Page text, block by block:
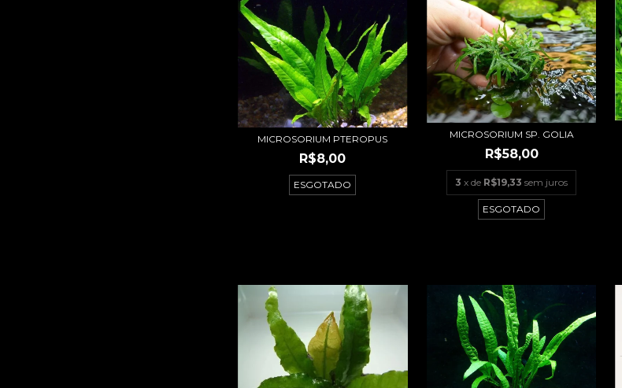
MICROSORIUM PTEROPUS
R$8,00
ESGOTADO
MICROSORIUM SP. GOLIA
R$58,00
3 x de R$19,33 sem juros
ESGOTADO